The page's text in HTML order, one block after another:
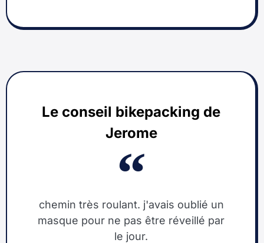
Le conseil bikepacking de
Jerome
chemin très roulant. j'avais oublié un
masque pour ne pas être réveillé par
le jour.